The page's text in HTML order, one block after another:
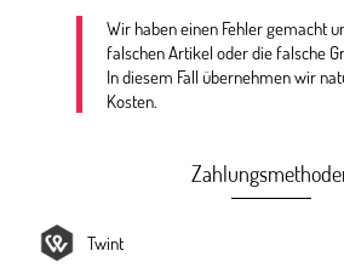
Wir haben einen Fehler gemacht
falschen Artikel oder die falsche
In diesem Fall übernehmen wir
Kosten.
Twint